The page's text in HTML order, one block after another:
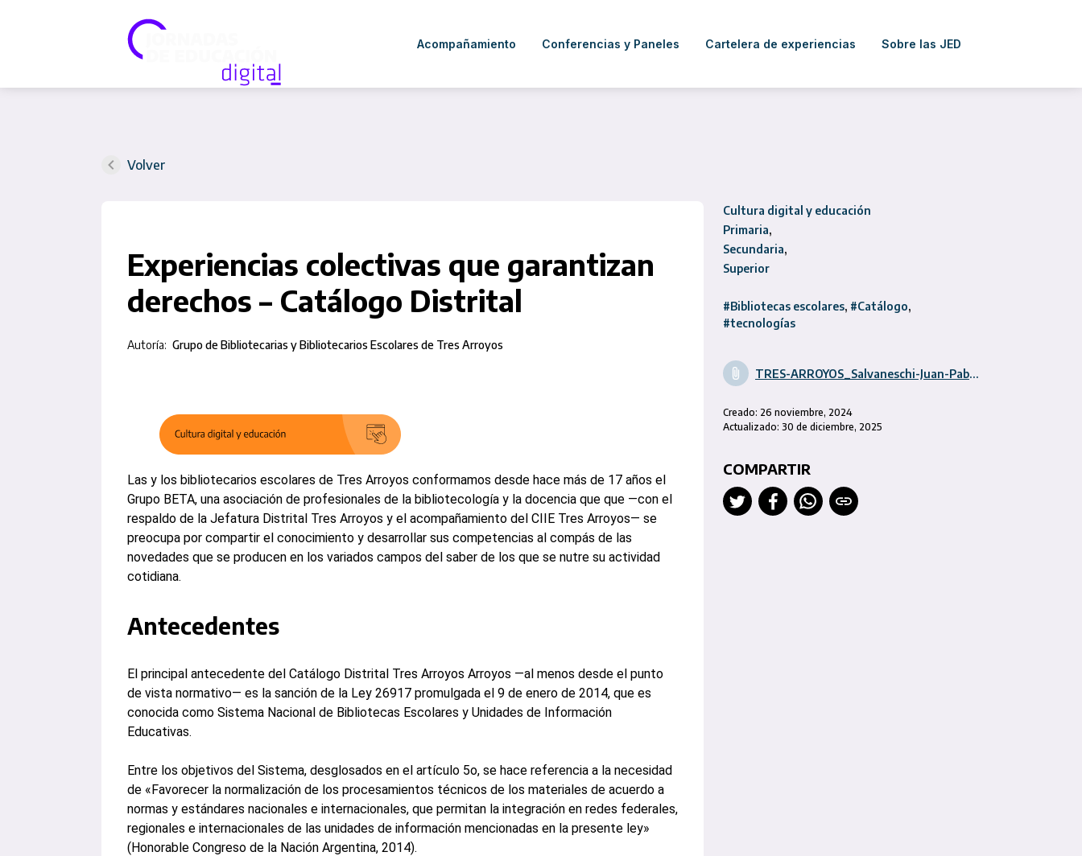
Acompañamiento Conferencias y Paneles Cartelera de experiencias Sobre las JED
Volver
Experiencias colectivas que garantizan
derechos – Catálogo Distrital
Autoría: Grupo de Bibliotecarias y Bibliotecarios Escolares de Tres Arroyos
Las y los bibliotecarios escolares de Tres Arroyos conformamos desde hace más de 17 años el
Grupo BETA, una asociación de profesionales de la bibliotecología y la docencia que que —con el
respaldo de la Jefatura Distrital Tres Arroyos y el acompañamiento del CIIE Tres Arroyos— se
preocupa por compartir el conocimiento y desarrollar sus competencias al compás de las
novedades que se producen en los variados campos del saber de los que se nutre su actividad
cotidiana.
Antecedentes
El principal antecedente del Catálogo Distrital Tres Arroyos Arroyos —al menos desde el punto
de vista normativo— es la sanción de la Ley 26917 promulgada el 9 de enero de 2014, que es
conocida como Sistema Nacional de Bibliotecas Escolares y Unidades de Información
Educativas.
Entre los objetivos del Sistema, desglosados en el artículo 5o, se hace referencia a la necesidad
de «Favorecer la normalización de los procesamientos técnicos de los materiales de acuerdo a
normas y estándares nacionales e internacionales, que permitan la integración en redes federales,
regionales e internacionales de las unidades de información mencionadas en la presente ley»
(Honorable Congreso de la Nación Argentina, 2014).
Cultura digital y educación
Primaria
Secundaria
Superior
#Bibliotecas escolares #Catálogo
#tecnologías
TRES-ARROYOS_Salvaneschi-Juan-Pablo_Proyecto-catalogo-distrital.pdf
Creado: 26 noviembre, 2024
Actualizado: 30 de diciembre, 2025
COMPARTIR